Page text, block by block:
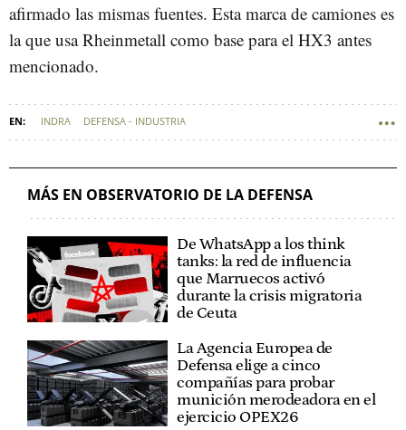
afirmado las mismas fuentes. Esta marca de camiones es
la que usa Rheinmetall como base para el HX3 antes
mencionado.
INDRA DEFENSA - INDUSTRIA
MÁS EN OBSERVATORIO DE LA DEFENSA
De WhatsApp a los think
tanks: la red de influencia
que Marruecos activó
durante la crisis migratoria
de Ceuta
La Agencia Europea de
Defensa elige a cinco
compañías para probar
munición merodeadora en el
ejercicio OPEX26